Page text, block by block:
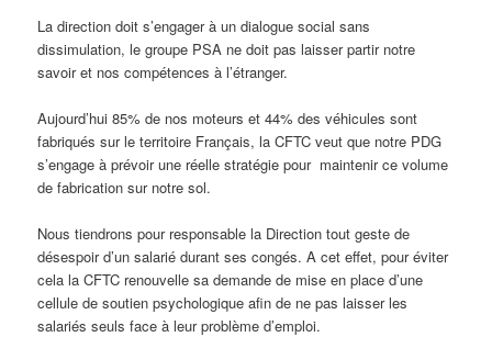
La direction doit s’engager à un dialogue social sans
dissimulation, le groupe PSA ne doit pas laisser partir notre
savoir et nos compétences à l’étranger.
Aujourd’hui 85% de nos moteurs et 44% des véhicules sont
fabriqués sur le territoire Français, la CFTC veut que notre PDG
s’engage à prévoir une réelle stratégie pour maintenir ce volume
de fabrication sur notre sol.
Nous tiendrons pour responsable la Direction tout geste de
désespoir d’un salarié durant ses congés. A cet effet, pour éviter
cela la CFTC renouvelle sa demande de mise en place d’une
cellule de soutien psychologique afin de ne pas laisser les
salariés seuls face à leur problème d’emploi.